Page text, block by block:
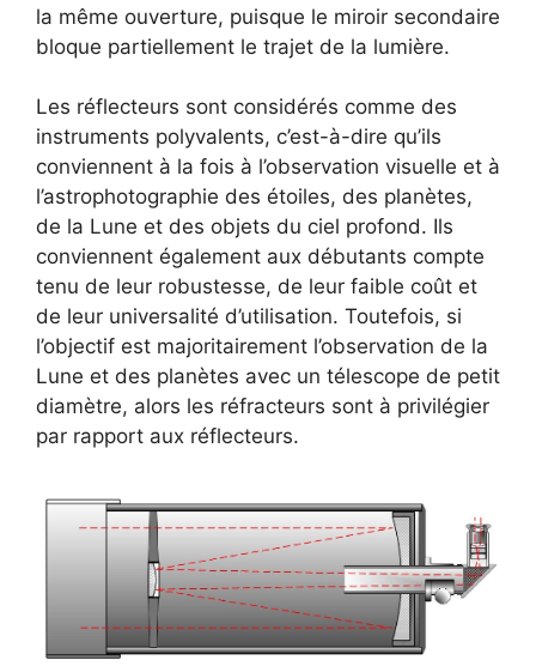
la même ouverture, puisque le miroir secondaire
bloque partiellement le trajet de la lumière.
Les réflecteurs sont considérés comme des
instruments polyvalents, c’est-à-dire qu’ils
conviennent à la fois à l’observation visuelle et à
l’astrophotographie des étoiles, des planètes,
de la Lune et des objets du ciel profond. Ils
conviennent également aux débutants compte
tenu de leur robustesse, de leur faible coût et
de leur universalité d’utilisation. Toutefois, si
l’objectif est majoritairement l’observation de la
Lune et des planètes avec un télescope de petit
diamètre, alors les réfracteurs sont à privilégier
par rapport aux réflecteurs.